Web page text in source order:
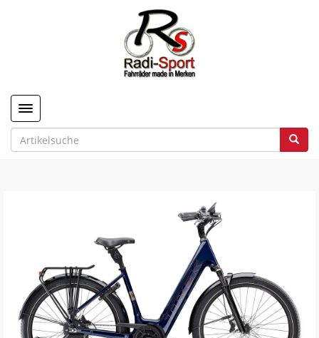
Toggle navigation